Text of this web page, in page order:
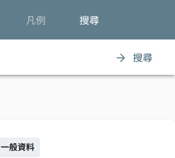
凡例 搜尋
arrow_forward 搜尋
一般資料